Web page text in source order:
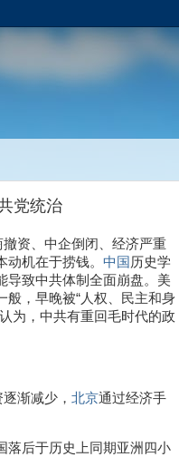
党统治
资、中企倒闭、经济严重
机在于捞钱。 中国 历史学
导致中共体制全面崩盘。美
，早晚被“人权、民主和身
为，中共有重回毛时代的政
渐减少， 北京通过经济手
落后于历史上同期亚洲四小